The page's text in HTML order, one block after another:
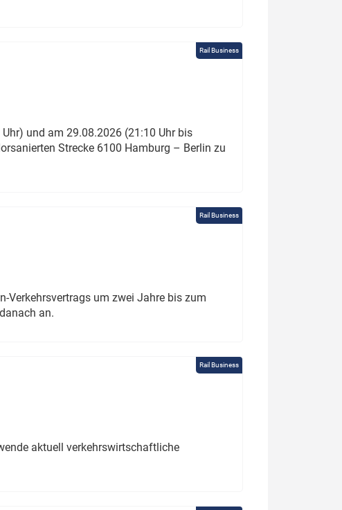
Rail Business
und am 29.08.2026 (21:10 Uhr bis
Strecke 6100 Hamburg – Berlin zu
Rail Business
Verkehrsvertrags um zwei Jahre bis zum
an.
Rail Business
aktuell verkehrswirtschaftliche